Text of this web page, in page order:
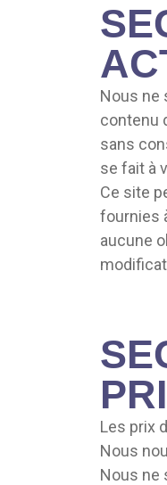
Nous ne
contenu
sans
se fait à
Ce site
fournies
aucune
Les prix
Nous
Nous ne